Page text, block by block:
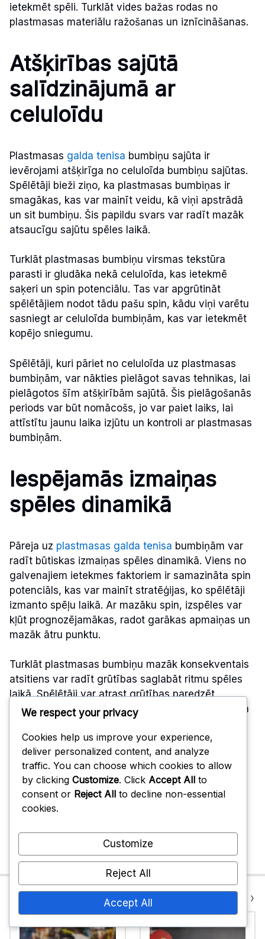
ietekmēt spēli. Turklāt vides bažas rodas no
plastmasas materiālu ražošanas un iznīcināšanas.
Atšķirības sajūtā
salīdzinājumā ar
celuloīdu
Plastmasas galda tenisa bumbiņu sajūta ir
ievērojami atšķirīga no celuloīda bumbiņu sajūtas.
Spēlētāji bieži ziņo, ka plastmasas bumbiņas ir
smagākas, kas var mainīt veidu, kā viņi apstrādā
un sit bumbiņu. Šis papildu svars var radīt mazāk
atsaucīgu sajūtu spēles laikā.
Turklāt plastmasas bumbiņu virsmas tekstūra
parasti ir gludāka nekā celuloīda, kas ietekmē
saķeri un spin potenciālu. Tas var apgrūtināt
spēlētājiem nodot tādu pašu spin, kādu viņi varētu
sasniegt ar celuloīda bumbiņām, kas var ietekmēt
kopējo sniegumu.
Spēlētāji, kuri pāriet no celuloīda uz plastmasas
bumbiņām, var nākties pielāgot savas tehnikas, lai
pielāgotos šīm atšķirībām sajūtā. Šis pielāgošanās
periods var būt nomācošs, jo var paiet laiks, lai
attīstītu jaunu laika izjūtu un kontroli ar plastmasas
bumbiņām.
Iespējamās izmaiņas
spēles dinamikā
Pāreja uz plastmasas galda tenisa bumbiņām var
radīt būtiskas izmaiņas spēles dinamikā. Viens no
galvenajiem ietekmes faktoriem ir samazināta spin
potenciāls, kas var mainīt stratēģijas, ko spēlētāji
izmanto spēļu laikā. Ar mazāku spin, izspēles var
kļūt prognozējamākas, radot garākas apmaiņas un
mazāk ātru punktu.
Turklāt plastmasas bumbiņu mazāk konsekventais
atsitiens var radīt grūtības saglabāt ritmu spēles
laikā. Spēlētāji var atrast grūtības paredzēt
bumbiņas trajektoriju, kas var novest pie vairākām
spēles stiliem.
Kopumā pāreja no celuloīda uz plastmasas
bumbiņām var prasīt spēlētājiem pārdomāt savas
taktikas un pielāgot savu spēli. Tas var būt īpaši
izaicinoši konkurētspējīgiem spēlētājiem, kuri ir
We respect your privacy
Cookies help us improve your experience,
deliver personalized content, and analyze
traffic. You can choose which cookies to allow
by clicking Customize. Click Accept All to
consent or Reject All to decline non-essential
cookies.
Customize
Reject All
Accept All